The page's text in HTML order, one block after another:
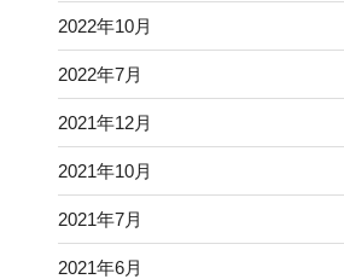
2022年10月
2022年7月
2021年12月
2021年10月
2021年7月
2021年6月